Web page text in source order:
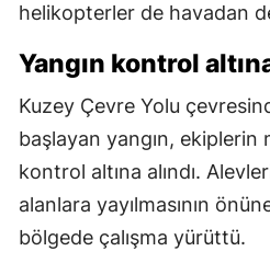
helikopterler de havadan
Yangın kontrol
Kuzey Çevre Yolu
başlayan yangın, ekiplerin
kontrol altına alındı.
alanlara yayılmasının
bölgede çalışma yürüttü.